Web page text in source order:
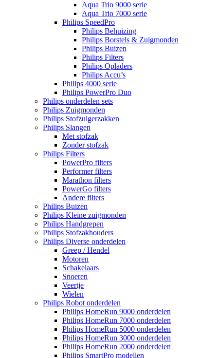
Aqua Trio 9000 serie
Aqua Trio 7000 serie
Philips SpeedPro
Philips Behuizing
Philips Borstels & Zuigmonden
Philips Buizen
Philips Filters
Philips Opladers
Philips Accu’s
Philips 4000 serie
Philips PowerPro Duo
Philips onderdelen sets
Philips Zuigmonden
Philips Stofzuigerzakken
Philips Slangen
Met stofzak
Zonder stofzak
Philips Filters
PowerPro filters
Performer filters
Marathon filters
PowerGo filters
Andere filters
Philips Buizen
Philips Kleine zuigmonden
Philips Handgrepen
Philips Stofzakhouders
Philips Diverse onderdelen
Greep / Hendel
Motoren
Schakelaars
Snoeren
Veertje
Wielen
Philips Robot onderdelen
Philips HomeRun 9000 onderdelen
Philips HomeRun 7000 onderdelen
Philips HomeRun 5000 onderdelen
Philips HomeRun 3000 onderdelen
Philips HomeRun 2000 onderdelen
Philips SmartPro modellen